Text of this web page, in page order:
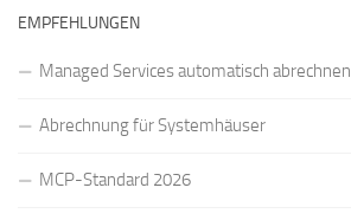
EMPFEHLUNGEN
Managed Services automatisch abrechnen
Abrechnung für Systemhäuser
MCP-Standard 2026